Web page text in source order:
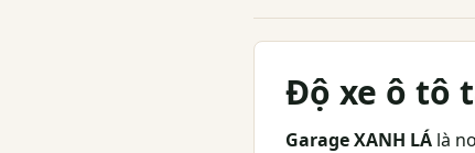
Độ xe ô tô
Garage XANH LÁ là